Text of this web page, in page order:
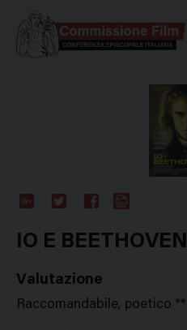
Plus
IO E BEETHOVEN
Valutazione
Raccomandabile, poetico **